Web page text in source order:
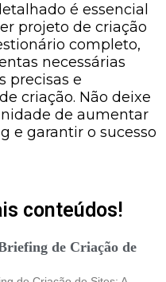
é essencial
projeto de criação
completo,
necessárias
precisas e
criação. Não deixe
de aumentar
e garantir o sucesso
conteúdos!
de Criação de